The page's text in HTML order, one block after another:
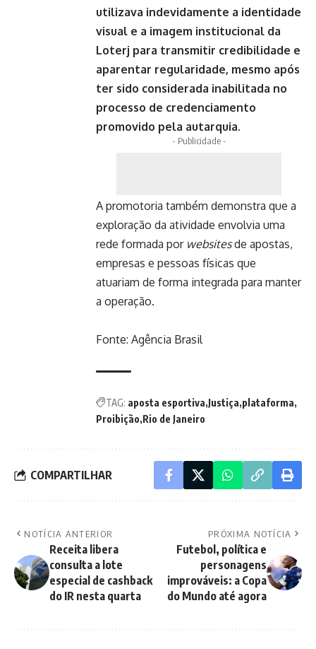
utilizava indevidamente a identidade
visual e a imagem institucional da
Loterj para transmitir credibilidade e
aparentar regularidade, mesmo após
ter sido considerada inabilitada no
processo de credenciamento
promovido pela autarquia.
- Publicidade -
A promotoria também demonstra que a
exploração da atividade envolvia uma
rede formada por websitesde apostas,
empresas e pessoas físicas que
atuariam de forma integrada para manter
a operação.
Fonte: Agência Brasil
TAG: aposta esportiva Justiça plataforma
Proibição Rio de Janeiro
COMPARTILHAR
NOTÍCIA ANTERIOR
Receita libera
consulta a lote
especial de cashback
do IR nesta quarta
PRÓXIMA NOTÍCIA
Futebol, política e
personagens
improváveis: a Copa
do Mundo até agora